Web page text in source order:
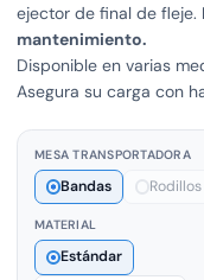
ejector de final de fleje.
mantenimiento.
Disponible en varias
Asegura su carga con
MESA TRANSPORTADORA
Bandas Rodillos
MATERIAL
Estándar